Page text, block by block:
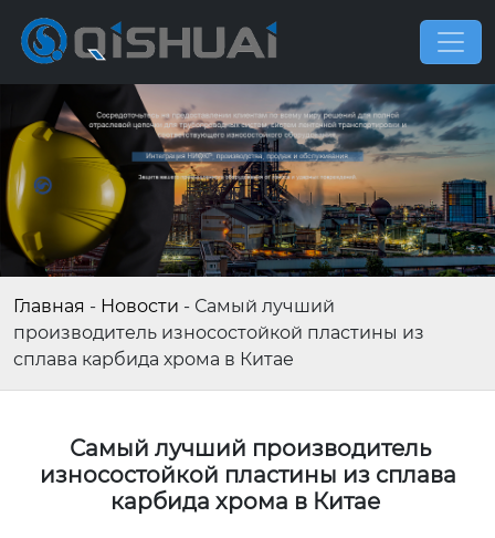
Главная - Новости - Самый лучший
производитель износостойкой пластины из
сплава карбида хрома в Китае
Самый лучший производитель
износостойкой пластины из сплава
карбида хрома в Китае